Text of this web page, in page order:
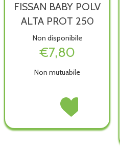
FISSAN BABY POLV
ALTA PROT 250
Non disponibile
€7,80
Non mutuabile
ALTA
Acquista FISSAN
BABY
ALTA